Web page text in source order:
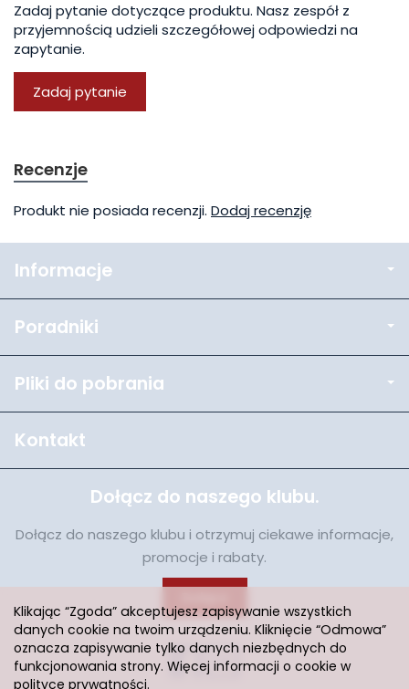
Zadaj pytanie dotyczące produktu. Nasz zespół z
przyjemnością udzieli szczegółowej odpowiedzi na
zapytanie.
Zadaj pytanie
Recenzje
Produkt nie posiada recenzji. Dodaj recenzję
Informacje
Poradniki
Pliki do pobrania
Kontakt
Dołącz do naszego klubu.
Dołącz do naszego klubu i otrzymuj ciekawe informacje,
promocje i rabaty.
Klikając “Zgoda” akceptujesz zapisywanie wszystkich
danych cookie na twoim urządzeniu. Kliknięcie “Odmowa”
oznacza zapisywanie tylko danych niezbędnych do
funkcjonowania strony. Więcej informacji o cookie w
polityce prywatności.